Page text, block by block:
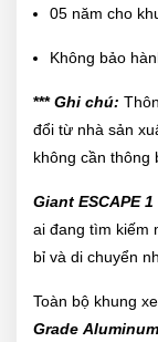
05 năm cho
Không bảo
***Ghi chú:
đổi từ nhà sản
không cần thông
Giant ESCAPE 1
ai đang tìm kiếm
bỉ và di chuyển
Toàn bộ khung
Grade Aluminum